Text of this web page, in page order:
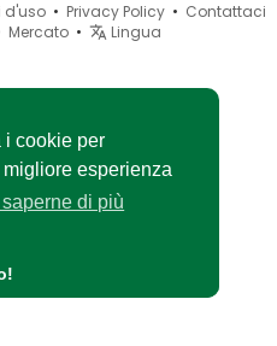
i cookie per
esperienza
saperne di più
d'uso • Privacy Policy • Contattaci
Mercato • Lingua